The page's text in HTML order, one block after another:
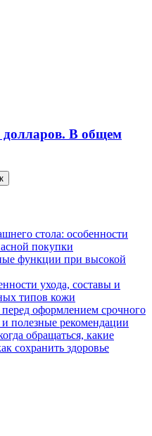
долларов. В общем
стола: особенности
покупки
функции при высокой
ухода, составы и
типов кожи
оформлением срочного
полезные рекомендации
обращаться, какие
сохранить здоровье